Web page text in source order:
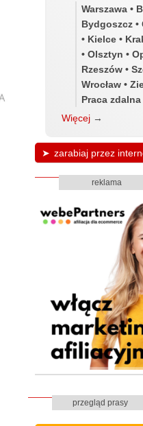
Warszawa •
Bydgoszcz •
• Kielce •
• Olsztyn •
Rzeszów •
Wrocław •
Praca zdalna
Więcej →
zarabiaj przez
reklama
przegląd prasy